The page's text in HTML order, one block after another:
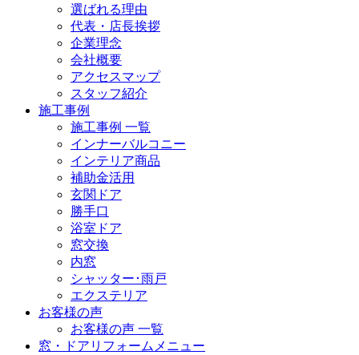
選ばれる理由
代表・店長挨拶
企業理念
会社概要
アクセスマップ
スタッフ紹介
施工事例
施工事例 一覧
インナーバルコニー
インテリア商品
補助金活用
玄関ドア
勝手口
浴室ドア
窓交換
内窓
シャッター･雨戸
エクステリア
お客様の声
お客様の声 一覧
窓・ドアリフォームメニュー